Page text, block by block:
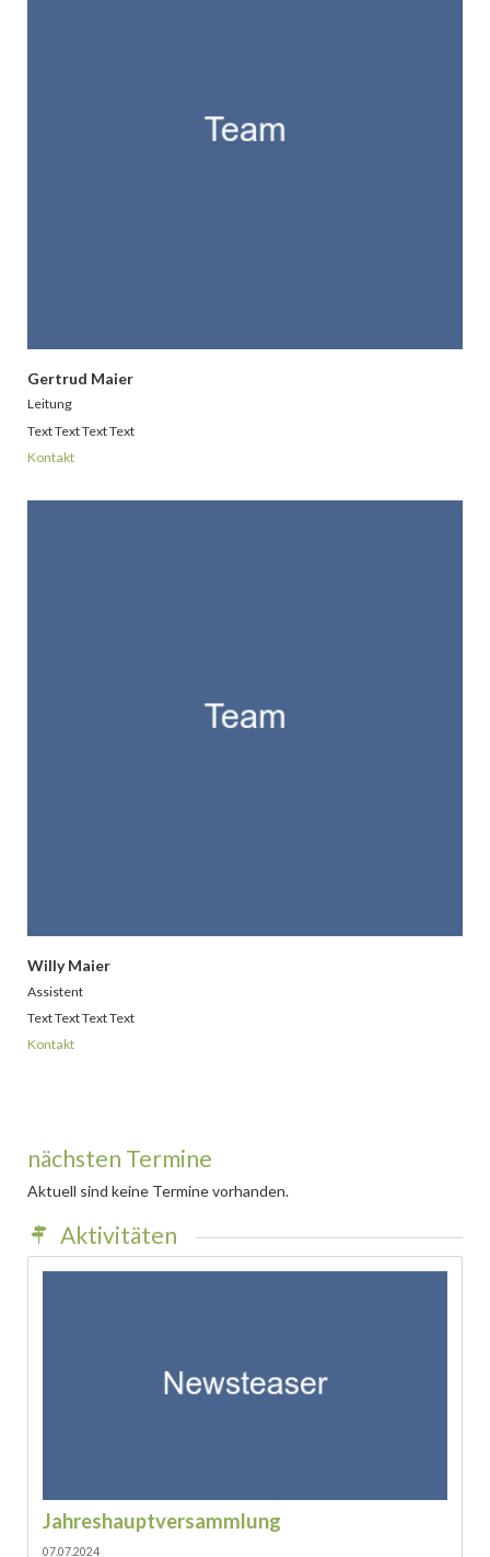
Gertrud Maier
Leitung
Text Text Text Text
Kontakt
Willy Maier
Assistent
Text Text Text Text
Kontakt
nächsten Termine
Aktuell sind keine Termine vorhanden.
Aktivitäten
Jahreshauptversammlung
07.07.2024